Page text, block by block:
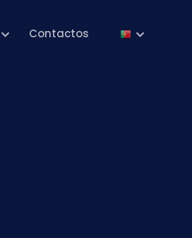
Contactos